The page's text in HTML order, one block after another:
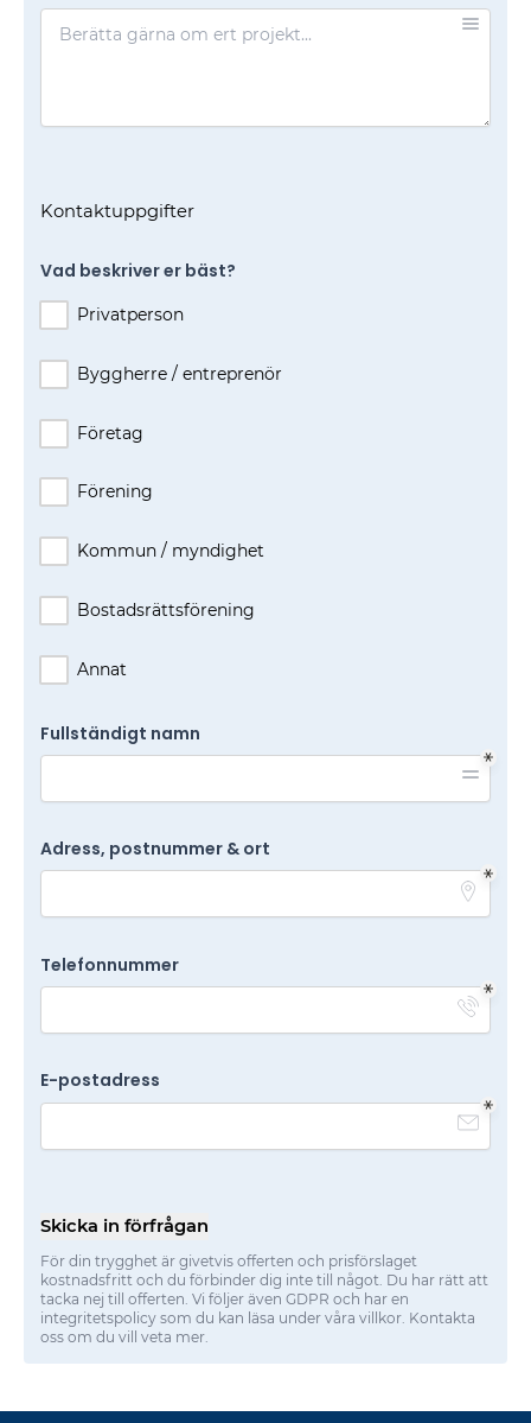
Kontaktuppgifter
Vad beskriver er bäst?
Privatperson
Byggherre / entreprenör
Företag
Förening
Kommun / myndighet
Bostadsrättsförening
Annat
Fullständigt namn
Adress, postnummer & ort
Telefonnummer
E-postadress
Skicka in förfrågan
För din trygghet är givetvis offerten och prisförslaget
kostnadsfritt och du förbinder dig inte till något. Du har rätt att
tacka nej till offerten. Vi följer även GDPR och har en
integritetspolicy som du kan läsa under våra villkor. Kontakta
oss om du vill veta mer.